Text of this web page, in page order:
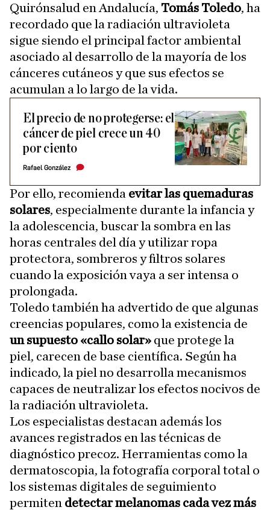
Quirónsalud en Andalucía, Tomás Toledo, ha
recordado que la radiación ultravioleta
sigue siendo el principal factor ambiental
asociado al desarrollo de la mayoría de los
cánceres cutáneos y que sus efectos se
acumulan a lo largo de la vida.
El precio de no protegerse: el
cáncer de piel crece un 40
por ciento
Rafael González
Por ello, recomienda evitar las quemaduras
solares, especialmente durante la infancia y
la adolescencia, buscar la sombra en las
horas centrales del día y utilizar ropa
protectora, sombreros y filtros solares
cuando la exposición vaya a ser intensa o
prolongada.
Toledo también ha advertido de que algunas
creencias populares, como la existencia de
un supuesto «callo solar» que protege la
piel, carecen de base científica. Según ha
indicado, la piel no desarrolla mecanismos
capaces de neutralizar los efectos nocivos de
la radiación ultravioleta.
Los especialistas destacan además los
avances registrados en las técnicas de
diagnóstico precoz. Herramientas como la
dermatoscopia, la fotografía corporal total o
los sistemas digitales de seguimiento
permiten detectar melanomas cada vez más